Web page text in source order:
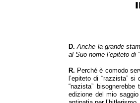
D. Anche la grande
al Suo nome l’epiteto di
R. Perché è comodo
l’epiteto di “razzista”
“nazista”
edizione del mio